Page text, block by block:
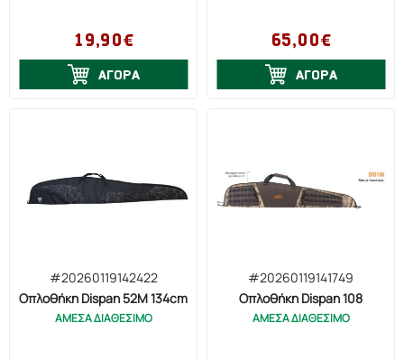
19,90€
ΑΓΟΡΑ
65,00€
ΑΓΟΡΑ
#20260119142422
Οπλοθήκη Dispan 52Μ 134cm
ΑΜΕΣΑ ΔΙΑΘΕΣΙΜΟ
#20260119141749
Οπλοθήκη Dispan 108
ΑΜΕΣΑ ΔΙΑΘΕΣΙΜΟ